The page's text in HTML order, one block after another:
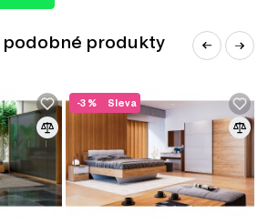
podobné produkty
Sleva
-3 %